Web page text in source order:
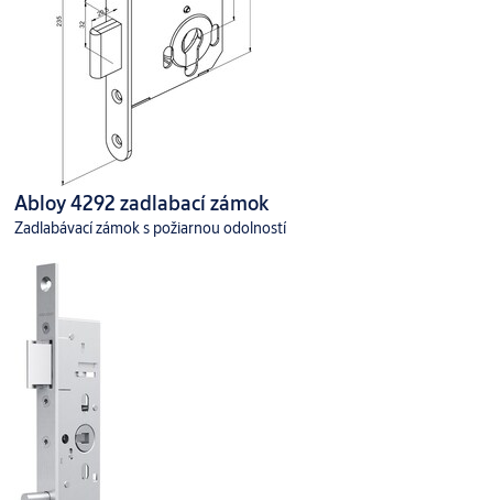
Abloy 4292 zadlabací zámok
Zadlabávací zámok s požiarnou odolností